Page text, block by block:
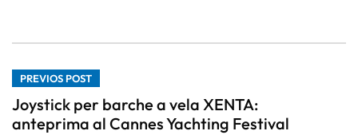
PREVIOS POST
Joystick per barche a vela XENTA:
anteprima al Cannes Yachting Festival